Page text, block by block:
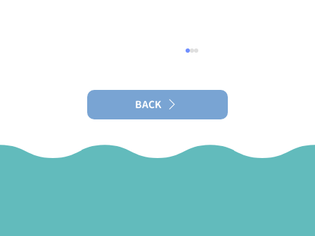
BACK
当院では院長外来にてシダキュアによる舌下免